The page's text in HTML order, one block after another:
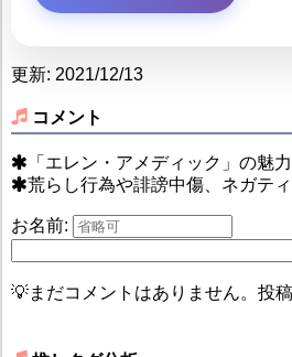
更新: 2021/12/13
コメント
「エレン・アメディック」の魅
荒らし行為や誹謗中傷、ネガテ
お名前:
💡まだコメントはありません。投